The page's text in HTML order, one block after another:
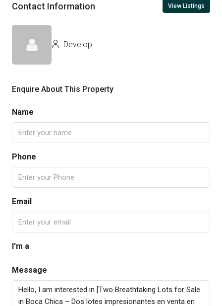
Contact Information View Listings
Develop
Enquire About This Property
Name
Phone
Email
I'm a
Message